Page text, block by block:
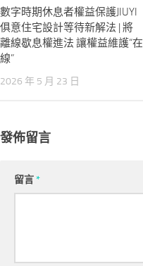
數字時期休息者權益保護JIUYI
俱意住宅設計等待新解法 | 將
離線歇息權進法 讓權益維護“在
線”
2026 年 5 月 23 日
發佈留言
留言*